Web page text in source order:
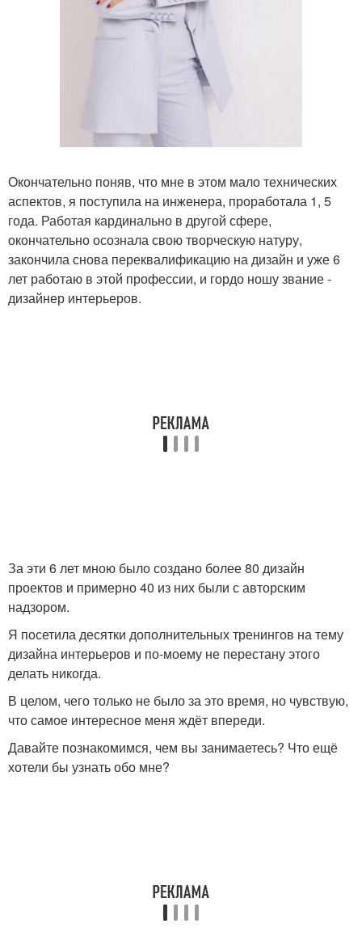
Окончательно поняв, что мне в этом мало технических
аспектов, я поступила на инженера, проработала 1, 5
года. Работая кардинально в другой сфере,
окончательно осознала свою творческую натуру,
закончила снова переквалификацию на дизайн и уже 6
лет работаю в этой профессии, и гордо ношу звание -
дизайнер интерьеров.
За эти 6 лет мною было создано более 80 дизайн
проектов и примерно 40 из них были с авторским
надзором.
Я посетила десятки дополнительных тренингов на тему
дизайна интерьеров и по-моему не перестану этого
делать никогда.
В целом, чего только не было за это время, но чувствую,
что самое интересное меня ждёт впереди.
Давайте познакомимся, чем вы занимаетесь? Что ещё
хотели бы узнать обо мне?